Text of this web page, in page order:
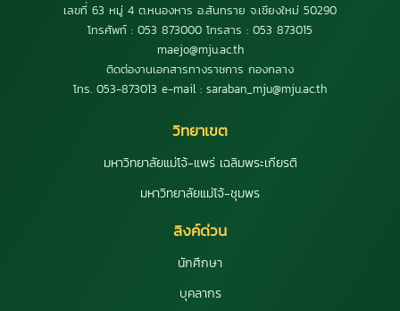
เลขที่ 63 หมู่ 4 ต.หนองหาร อ.สันทราย จ.เชียงใหม่ 50290
โทรศัพท์ : 053 873000 โทรสาร : 053 873015
maejo@mju.ac.th
ติดต่องานเอกสารทางราชการ กองกลาง
โทร. 053-873013 e-mail : saraban_mju@mju.ac.th
วิทยาเขต
มหาวิทยาลัยแม่โจ้-แพร่ เฉลิมพระเกียรติ
มหาวิทยาลัยแม่โจ้-ชุมพร
ลิงค์ด่วน
นักศึกษา
บุคลากร